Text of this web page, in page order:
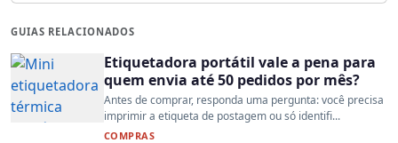
GUIAS RELACIONADOS
Etiquetadora portátil vale a pena para
quem envia até 50 pedidos por mês?
Antes de comprar, responda uma pergunta: você precisa
imprimir a etiqueta de postagem ou só identifi...
COMPRAS